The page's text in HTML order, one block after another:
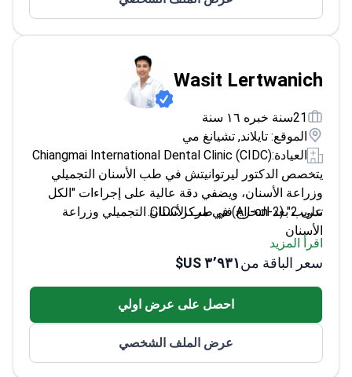
21سنة خبره ١٦ سنة
العيادة: Chiangmai International Dental Clinic (CIDC)
يتخصص الدكتور ليرتوانيتش في طب الأسنان التجميلي
وزراعة الأسنان، ويضفي دقة عالية على إجراءات "الكل
على 2" (All-on-2) في مركز CIDC.
تدريب بعد التخرج في طب الأسنان التجميلي وزراعة
الأسنان
يركز على النتائج الطبيعية والمتينة
يعمل في عيادة أسنان دولية رائدة
اقرأ المزيد
سعر الباقة من
عرض الملف الشخصي